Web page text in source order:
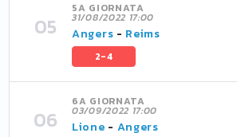
5A GIORNATA
31/08/2022 17:00
Angers - Reims
2-4
6A GIORNATA
03/09/2022 17:00
Lione - Angers